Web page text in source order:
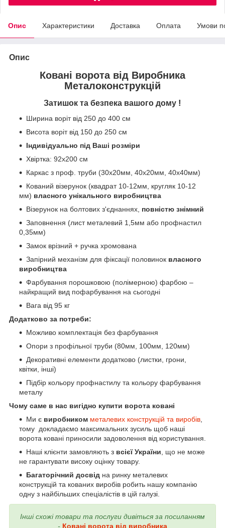
Опис Характеристики Доставка Оплата Умови
Опис
Ковані ворота від Виробника
Металоконструкцій
Затишок та безпека вашого дому !
Ширина воріт від 250 до 400 см
Висота воріт від 150 до 250 см
Індивідуально під Ваші розміри
Хвіртка: 92х200 см
Каркас з проф. труби (30х20мм, 40х20мм, 40х40мм)
Кований візерунок (квадрат 10-12мм, кругляк 10-12
мм) власного унікального виробництва
Візерунок на болтових з'єднаннях, повністю знімний
Заповнення (лист металевий 1,5мм або профнастил
0,35мм)
Замок врізний + ручка хромована
Запірний механізм для фіксації половинок власного
виробництва
Фарбування порошковою (полімерною) фарбою –
найкращий вид пофарбування на сьогодні
Вага від 95 кг
Додатково за потреби:
Можливо комплектація без фарбування
Опори з профільної труби (80мм, 100мм, 120мм)
Декоративні елементи додатково (листки, грони,
квітки, інші)
Підбір кольору профнастилу та кольору фарбування
металу
Чому саме в нас вигідно купити ворота ковані
Ми є виробником металевих конструкцій та виробів,
тому докладаємо максимальних зусиль щоб наші
ворота ковані приносили задоволення від користування.
Наші клієнти замовляють з всієї України, що не може
не гарантувати високу оцінку товару.
Багаторічний досвід на ринку металевих
конструкцій та кованих виробів робить нашу компанію
одну з найбільших спеціалістів в цій галузі.
Інші схожі товари та послуги дивіться за посиланням
- Ковані ворота від виробника